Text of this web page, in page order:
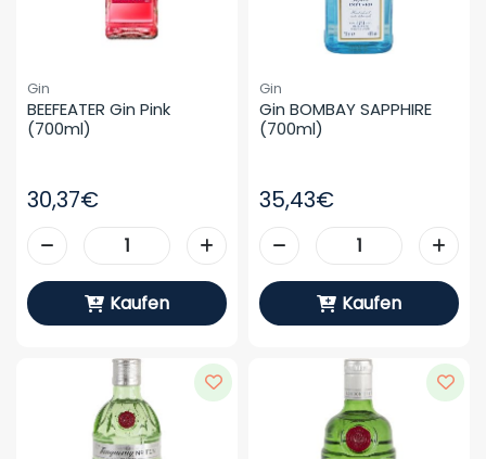
Gin
BEEFEATER Gin Pink
(700ml)
30,37€
Kaufen
Gin
Gin BOMBAY SAPPHIRE
(700ml)
35,43€
Kaufen